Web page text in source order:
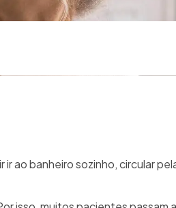
ao banheiro sozinho, circular